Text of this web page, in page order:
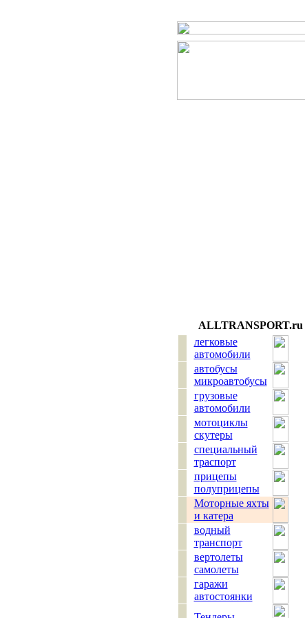
ALLTRANSPORT.ru
легковые
автомобили
автобусы
микроавтобусы
грузовые
автомобили
мотоциклы
скутеры
специальный
траспорт
прицепы
полуприцепы
Моторные яхты
и катера
водный
транспорт
вертолеты
самолеты
гаражи
автостоянки